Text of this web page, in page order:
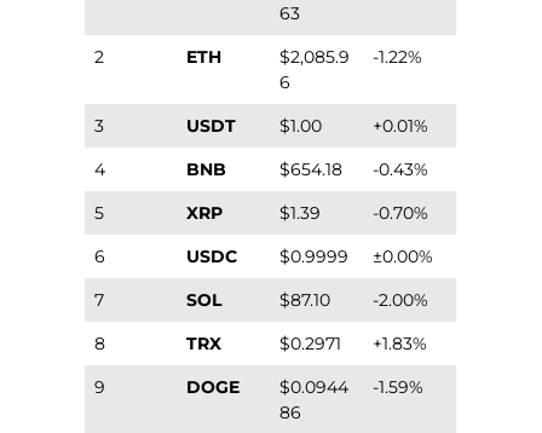
63
2 ETH
$2,085.9
6
-1.22%
3 USDT $1.00
+0.01%
4
BNB $654.18
-0.43%
5
XRP $1.39
-0.70%
6
USDC $0.9999
±0.00%
7
SOL $87.10
-2.00%
8
TRX $0.2971
+1.83%
9
DOGE
$0.0944
86
-1.59%